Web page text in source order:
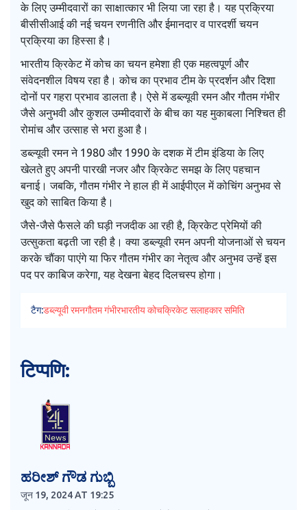
के लिए उम्मीदवारों का साक्षात्कार भी लिया जा रहा है। यह प्रक्रिया
बीसीसीआई की नई चयन रणनीति और ईमानदार व पारदर्शी चयन
प्रक्रिया का हिस्सा है।
भारतीय क्रिकेट में कोच का चयन हमेशा ही एक महत्वपूर्ण और
संवेदनशील विषय रहा है। कोच का प्रभाव टीम के प्रदर्शन और दिशा
दोनों पर गहरा प्रभाव डालता है। ऐसे में डब्ल्यूवी रमन और गौतम गंभीर
जैसे अनुभवी और कुशल उम्मीदवारों के बीच का यह मुकाबला निश्चित ही
रोमांच और उत्साह से भरा हुआ है।
डब्ल्यूवी रमन ने 1980 और 1990 के दशक में टीम इंडिया के लिए
खेलते हुए अपनी पारखी नजर और क्रिकेट समझ के लिए पहचान
बनाई। जबकि, गौतम गंभीर ने हाल ही में आईपीएल में कोचिंग अनुभव से
खुद को साबित किया है।
जैसे-जैसे फैसले की घड़ी नजदीक आ रही है, क्रिकेट प्रेमियों की
उत्सुकता बढ़ती जा रही है। क्या डब्ल्यूवी रमन अपनी योजनाओं से चयन
करके चौंका पाएंगे या फिर गौतम गंभीर का नेतृत्व और अनुभव उन्हें इस
पद पर काबिज करेगा, यह देखना बेहद दिलचस्प होगा।
टैग:डब्ल्यूवी रमनगौतम गंभीरभारतीय कोचक्रिकेट सलाहकार समिति
टिप्पणि:
ಹರೀಶ್ ಗೌಡ ಗುಬ್ಬಿ
जून 19, 2024 AT 19:25